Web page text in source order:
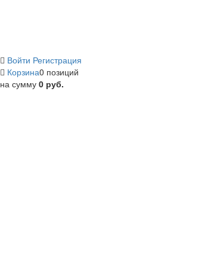
Войти Регистрация
Корзина0 позиций
на сумму 0 руб.